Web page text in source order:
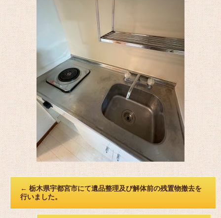
← 栃木県宇都宮市にて遺品整理及び解体前の残置物撤去を
行いました。